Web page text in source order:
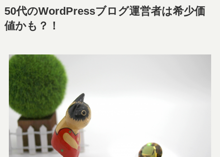
50代のWordPressブログ運営者は希少価
値かも？！